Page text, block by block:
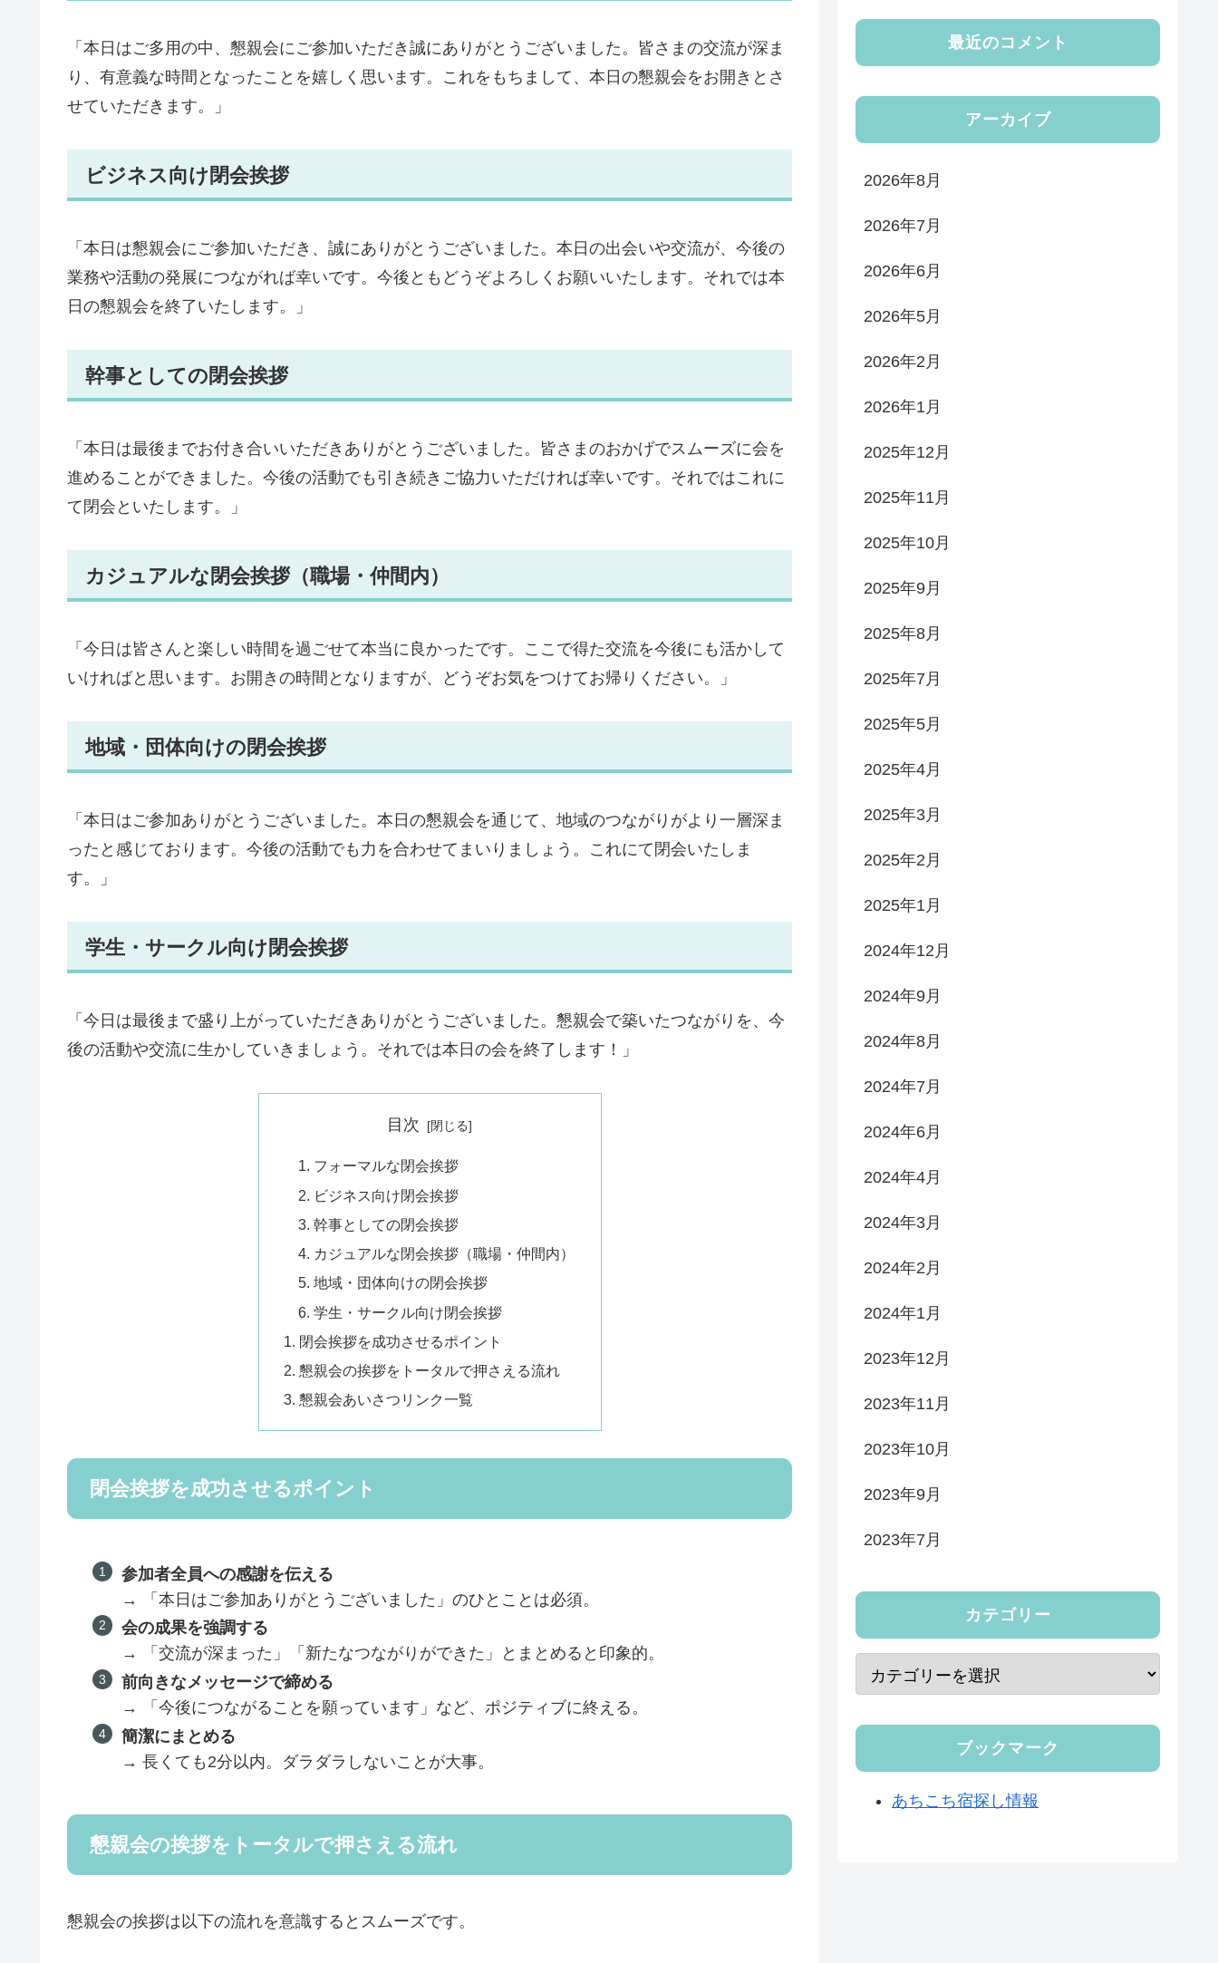
「本日はご多用の中、懇親会にご参加いただき誠にありがとうございました。皆さまの交流が深ま
り、有意義な時間となったことを嬉しく思います。これをもちまして、本日の懇親会をお開きとさ
せていただきます。」
ビジネス向け閉会挨拶
「本日は懇親会にご参加いただき、誠にありがとうございました。本日の出会いや交流が、今後の
業務や活動の発展につながれば幸いです。今後ともどうぞよろしくお願いいたします。それでは本
日の懇親会を終了いたします。」
幹事としての閉会挨拶
「本日は最後までお付き合いいただきありがとうございました。皆さまのおかげでスムーズに会を
進めることができました。今後の活動でも引き続きご協力いただければ幸いです。それではこれに
て閉会といたします。」
カジュアルな閉会挨拶（職場・仲間内）
「今日は皆さんと楽しい時間を過ごせて本当に良かったです。ここで得た交流を今後にも活かして
いければと思います。お開きの時間となりますが、どうぞお気をつけてお帰りください。」
地域・団体向けの閉会挨拶
「本日はご参加ありがとうございました。本日の懇親会を通じて、地域のつながりがより一層深ま
ったと感じております。今後の活動でも力を合わせてまいりましょう。これにて閉会いたしま
す。」
学生・サークル向け閉会挨拶
「今日は最後まで盛り上がっていただきありがとうございました。懇親会で築いたつながりを、今
後の活動や交流に生かしていきましょう。それでは本日の会を終了します！」
目次
フォーマルな閉会挨拶
ビジネス向け閉会挨拶
幹事としての閉会挨拶
カジュアルな閉会挨拶（職場・仲間内）
地域・団体向けの閉会挨拶
学生・サークル向け閉会挨拶
閉会挨拶を成功させるポイント
懇親会の挨拶をトータルで押さえる流れ
懇親会あいさつリンク一覧
閉会挨拶を成功させるポイント
参加者全員への感謝を伝える
→ 「本日はご参加ありがとうございました」のひとことは必須。
会の成果を強調する
→ 「交流が深まった」「新たなつながりができた」とまとめると印象的。
前向きなメッセージで締める
→ 「今後につながることを願っています」など、ポジティブに終える。
簡潔にまとめる
→ 長くても2分以内。ダラダラしないことが大事。
懇親会の挨拶をトータルで押さえる流れ
懇親会の挨拶は以下の流れを意識するとスムーズです。
最近のコメント
アーカイブ
2026年8月
2026年7月
2026年6月
2026年5月
2026年2月
2026年1月
2025年12月
2025年11月
2025年10月
2025年9月
2025年8月
2025年7月
2025年5月
2025年4月
2025年3月
2025年2月
2025年1月
2024年12月
2024年9月
2024年8月
2024年7月
2024年6月
2024年4月
2024年3月
2024年2月
2024年1月
2023年12月
2023年11月
2023年10月
2023年9月
2023年7月
カテゴリー
ブックマーク
あちこち宿探し情報